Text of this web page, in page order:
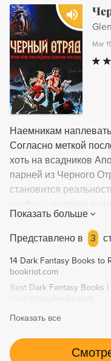
Mar
Наемникам
Согласно меткой
хоть на всадников
парней из Черного
становится
сражаются то на
противники их - не
даже древние боги…
Наемники издавна
страх перед
«солдатам удачи»
Показать больше
Представлено в
3
14 Dark Fantasy Books to
bookriot.com
Показать все